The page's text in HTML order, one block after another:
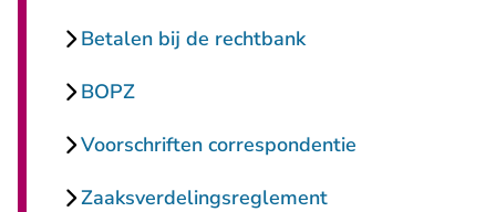
Betalen bij de rechtbank
BOPZ
Voorschriften correspondentie
Zaaksverdelingsreglement